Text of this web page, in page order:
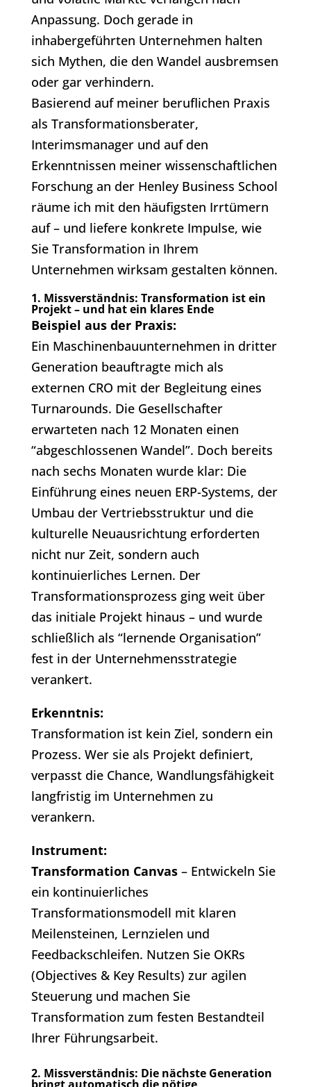
Anpassung. Doch gerade in
inhabergeführten Unternehmen halten
sich Mythen, die den Wandel ausbremsen
oder gar verhindern.
Basierend auf meiner beruflichen Praxis
als Transformationsberater,
Interimsmanager und auf den
Erkenntnissen meiner wissenschaftlichen
Forschung an der Henley Business School
räume ich mit den häufigsten Irrtümern
auf – und liefere konkrete Impulse, wie
Sie Transformation in Ihrem
Unternehmen wirksam gestalten können.
1. Missverständnis: Transformation ist ein
Projekt – und hat ein klares Ende
Beispiel aus der Praxis:
Ein Maschinenbauunternehmen in dritter
Generation beauftragte mich als
externen CRO mit der Begleitung eines
Turnarounds. Die Gesellschafter
erwarteten nach 12 Monaten einen
“abgeschlossenen Wandel”. Doch bereits
nach sechs Monaten wurde klar: Die
Einführung eines neuen ERP-Systems, der
Umbau der Vertriebsstruktur und die
kulturelle Neuausrichtung erforderten
nicht nur Zeit, sondern auch
kontinuierliches Lernen. Der
Transformationsprozess ging weit über
das initiale Projekt hinaus – und wurde
schließlich als “lernende Organisation”
fest in der Unternehmensstrategie
verankert.
Erkenntnis:
Transformation ist kein Ziel, sondern ein
Prozess. Wer sie als Projekt definiert,
verpasst die Chance, Wandlungsfähigkeit
langfristig im Unternehmen zu
verankern.
Instrument:
Transformation Canvas– Entwickeln Sie
ein kontinuierliches
Transformationsmodell mit klaren
Meilensteinen, Lernzielen und
Feedbackschleifen. Nutzen Sie OKRs
(Objectives & Key Results) zur agilen
Steuerung und machen Sie
Transformation zum festen Bestandteil
Ihrer Führungsarbeit.
2. Missverständnis: Die nächste Generation